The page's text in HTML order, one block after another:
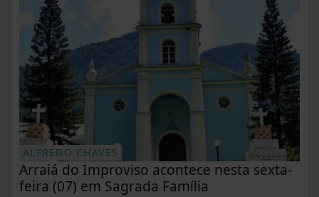
ALFREDO CHAVES
Arraiá do Improviso acontece nesta sexta-
feira (07) em Sagrada Família